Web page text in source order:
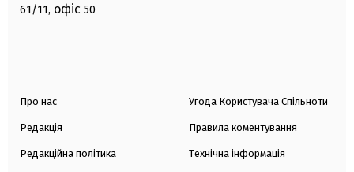
61/11, офіс 50
Про нас
Редакція
Редакційна політика
Угода Користувача Спільноти
Правила коментування
Технічна інформація